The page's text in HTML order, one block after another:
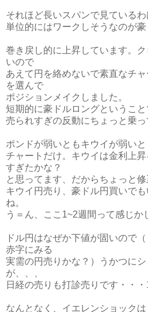
それほど長いスパンで見ているわ
単位的にはワークしそうなのが豪
巻き戻し的に上昇しています。
いので
あえて円を絡めないで素直なチ
を選んで
ポジションメイクしました。
短期的に豪ドルロングということ
売られすぎの反動にちょっと乗っ
ポンドが弱いともキウイが弱いと
チャートだけ。キウイは金利上
すぎたかな？
と思ってます、だからちょっと修
キウイ円売り、豪ドル円買いで
ね。
う＝ん、ここ1~2週間って感じか
ドル円はなぜか下値が固いので
赤字にみる
実需の円売りかな？）うかつに
が、、、
日経の売りも打診売りです・・
なんとなく、イエレンショック